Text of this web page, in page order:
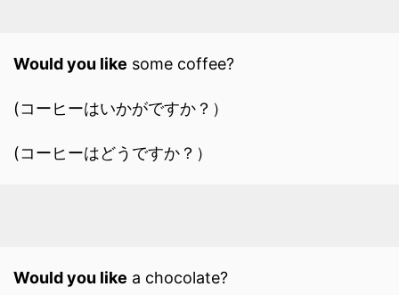
Would you like some coffee?
(コーヒーはいかがですか？）
(コーヒーはどうですか？）
Would you like a chocolate?